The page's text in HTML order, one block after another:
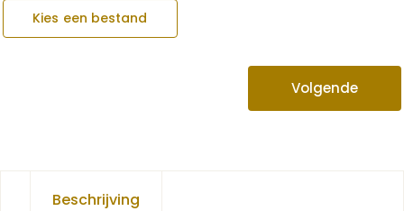
Kies een bestand
Volgende
Beschrijving